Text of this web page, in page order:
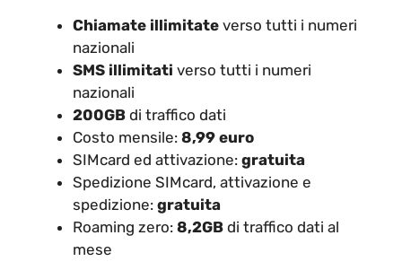
Chiamate illimitate verso tutti i numeri
nazionali
SMS illimitati verso tutti i numeri
nazionali
200GB di traffico dati
Costo mensile: 8,99 euro
SIMcard ed attivazione: gratuita
Spedizione SIMcard, attivazione e
spedizione: gratuita
Roaming zero: 8,2GB di traffico dati al
mese